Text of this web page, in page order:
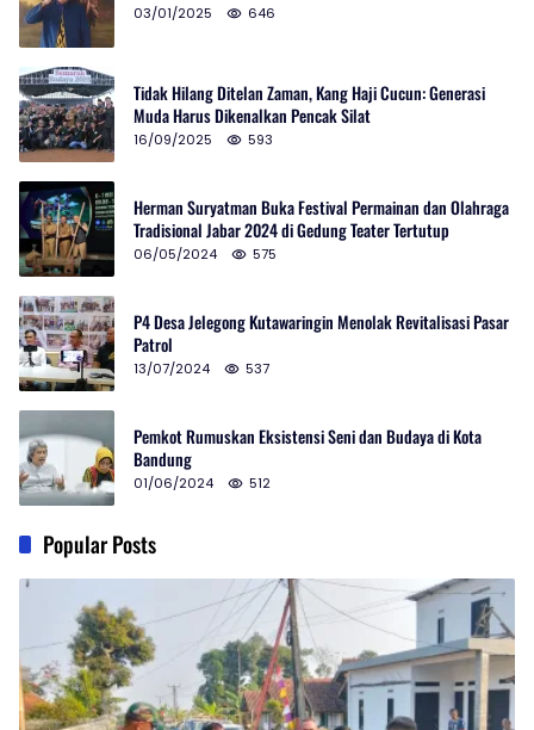
03/01/2025 646
Tidak Hilang Ditelan Zaman, Kang Haji Cucun: Generasi
Muda Harus Dikenalkan Pencak Silat
16/09/2025 593
Herman Suryatman Buka Festival Permainan dan Olahraga
Tradisional Jabar 2024 di Gedung Teater Tertutup
06/05/2024 575
P4 Desa Jelegong Kutawaringin Menolak Revitalisasi Pasar
Patrol
13/07/2024 537
Pemkot Rumuskan Eksistensi Seni dan Budaya di Kota
Bandung
01/06/2024 512
Popular Posts